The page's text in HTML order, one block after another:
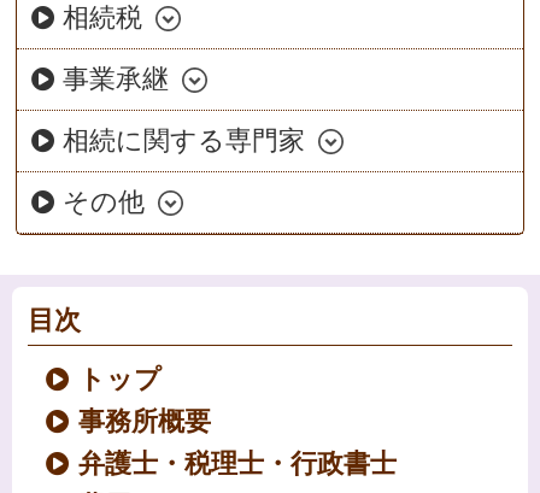
相続税
事業承継
相続に関する専門家
その他
目次
トップ
事務所概要
弁護士・税理士・行政書士